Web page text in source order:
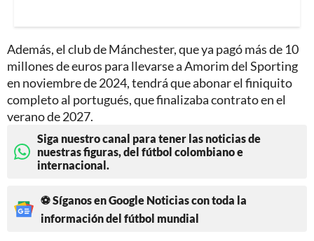
Además, el club de Mánchester, que ya pagó más de 10
millones de euros para llevarse a Amorim del Sporting
en noviembre de 2024, tendrá que abonar el finiquito
completo al portugués, que finalizaba contrato en el
verano de 2027.
Siga nuestro canal para tener las noticias de
nuestras figuras, del fútbol colombiano e
internacional.
⚽ Síganos en Google Noticias con toda la
información del fútbol mundial